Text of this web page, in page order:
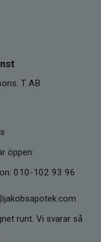
T AB
öppen:
010-102 93 96
runt. Vi svarar så